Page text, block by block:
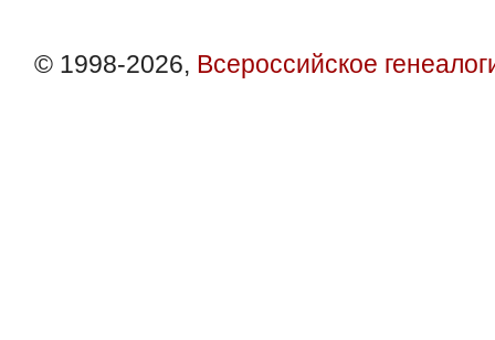
© 1998-2026, Всероссийское